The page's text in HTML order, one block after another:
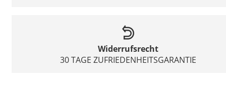
Widerrufsrecht
30 TAGE ZUFRIEDENHEITSGARANTIE